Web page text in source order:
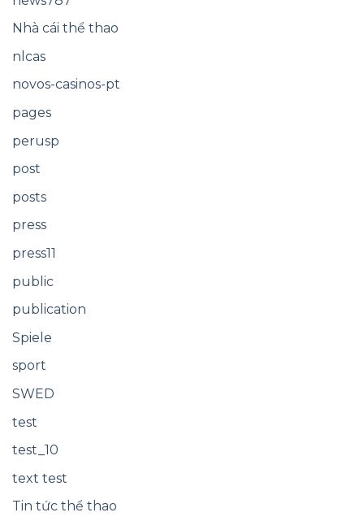
Nhà cái thể thao
nlcas
novos-casinos-pt
pages
perusp
post
posts
press
press11
public
publication
Spiele
sport
SWED
test
test_10
text test
Tin tức thể thao